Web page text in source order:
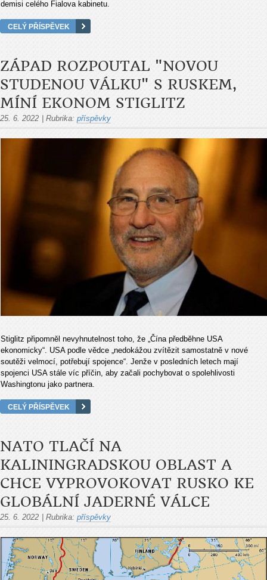
demisi celého Fialova kabinetu.
CELÝ PŘÍSPĚVEK
ZÁPAD ROZPOUTAL "NOVOU
STUDENOU VÁLKU" S RUSKEM,
MÍNÍ EKONOM STIGLITZ
25. 6. 2022 Rubrika: příspěvky
Stiglitz připomněl nevyhnutelnost toho, že „Čína předběhne USA
ekonomicky“. USA podle vědce „nedokážou zvítězit samostatně v nové
soutěži velmocí, potřebují spojence“. Jenže v posledních letech mají
spojenci USA stále víc příčin, aby začali pochybovat o spolehlivosti
Washingtonu jako partnera.
CELÝ PŘÍSPĚVEK
NATO TLAČÍ NA
KALININGRADSKOU OBLAST A
CHCE VYPROVOKOVAT RUSKO KE
GLOBÁLNÍ JADERNÉ VÁLCE
25. 6. 2022 Rubrika: příspěvky